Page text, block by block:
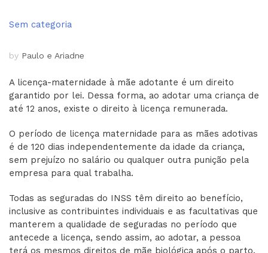
Sem categoria
by Paulo e Ariadne
A licença-maternidade à mãe adotante é um direito
garantido por lei. Dessa forma, ao adotar uma criança de
até 12 anos, existe o direito à licença remunerada.
O período de licença maternidade para as mães adotivas
é de 120 dias independentemente da idade da criança,
sem prejuízo no salário ou qualquer outra punição pela
empresa para qual trabalha.
Todas as seguradas do INSS têm direito ao benefício,
inclusive as contribuintes individuais e as facultativas que
manterem a qualidade de seguradas no período que
antecede a licença, sendo assim, ao adotar, a pessoa
terá os mesmos direitos de mãe biológica após o parto.